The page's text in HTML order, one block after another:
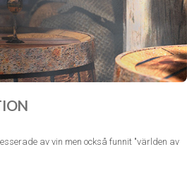
av vin men också funnit "världen av